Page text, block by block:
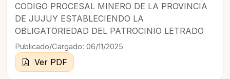
CODIGO PROCESAL MINERO DE LA PROVINCIA
DE JUJUY ESTABLECIENDO LA
OBLIGATORIEDAD DEL PATROCINIO LETRADO
Publicado/Cargado: 06/11/2025
Ver PDF